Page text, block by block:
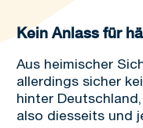
Kein Anlass für
Aus heimischer
allerdings sicher
hinter
also diesseits und